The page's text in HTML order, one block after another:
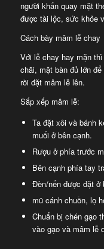
người khấn quay mặt
được tài lộc, sức khỏe
Cách bày mâm lễ chay
Với lễ chay hay mặn
chãi, mặt bàn đủ lớn
rồi đặt mâm lễ lên.
Sắp xếp mâm lễ:
Ta đặt xôi và bánh
muối ở bên cạnh.
Rượu ở phía trước
Bên cạnh phía tay
Đèn/nến được đặt ở
mũ cánh chuồn, lọ
Chuẩn bị chén gạo
vào gạo và mâm lễ